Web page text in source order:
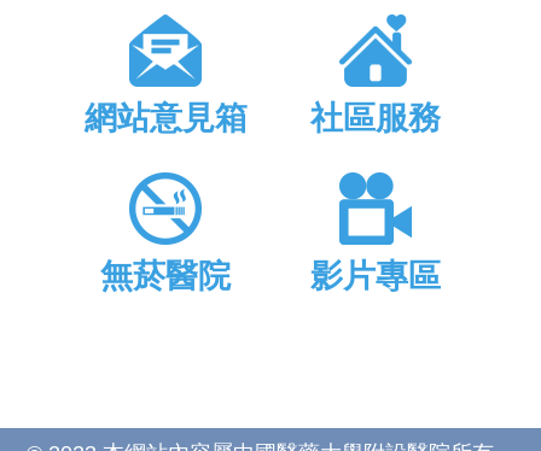
網站意見箱 社區服務
無菸醫院 影片專區